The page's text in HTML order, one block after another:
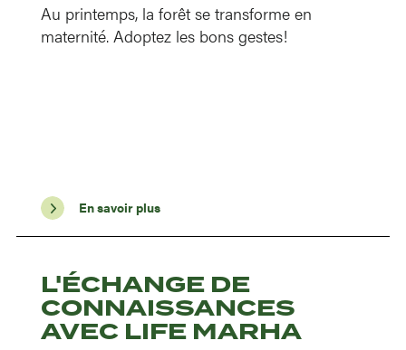
Au printemps, la forêt se transforme en
maternité. Adoptez les bons gestes!
En savoir plus
L'ÉCHANGE DE
CONNAISSANCES
AVEC LIFE MARHA